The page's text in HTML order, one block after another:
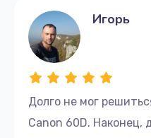
Долго не мог
Canon 60D. Наконец,
Игорь